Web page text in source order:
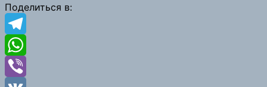
Поделиться в:
Telegram
WhatsApp